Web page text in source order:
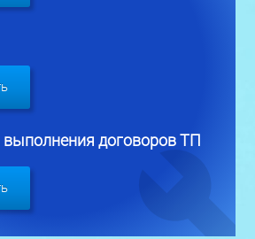
выполнения договоров ТП